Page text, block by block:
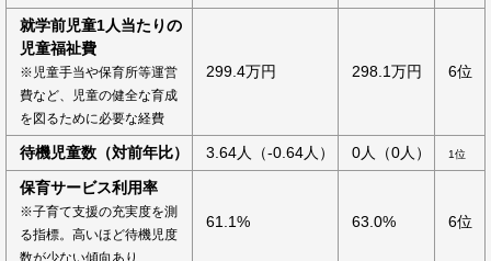
就学前児童1人当たりの
児童福祉費
※児童手当や保育所等運営
費など、児童の健全な育成
を図るために必要な経費
299.4万円 298.1万円 6位
待機児童数（対前年比） 3.64人（-0.64人） 0人（0人） 1位
保育サービス利用率
※子育て支援の充実度を測
る指標。高いほど待機児度
数が少ない傾向あり
61.1% 63.0% 6位